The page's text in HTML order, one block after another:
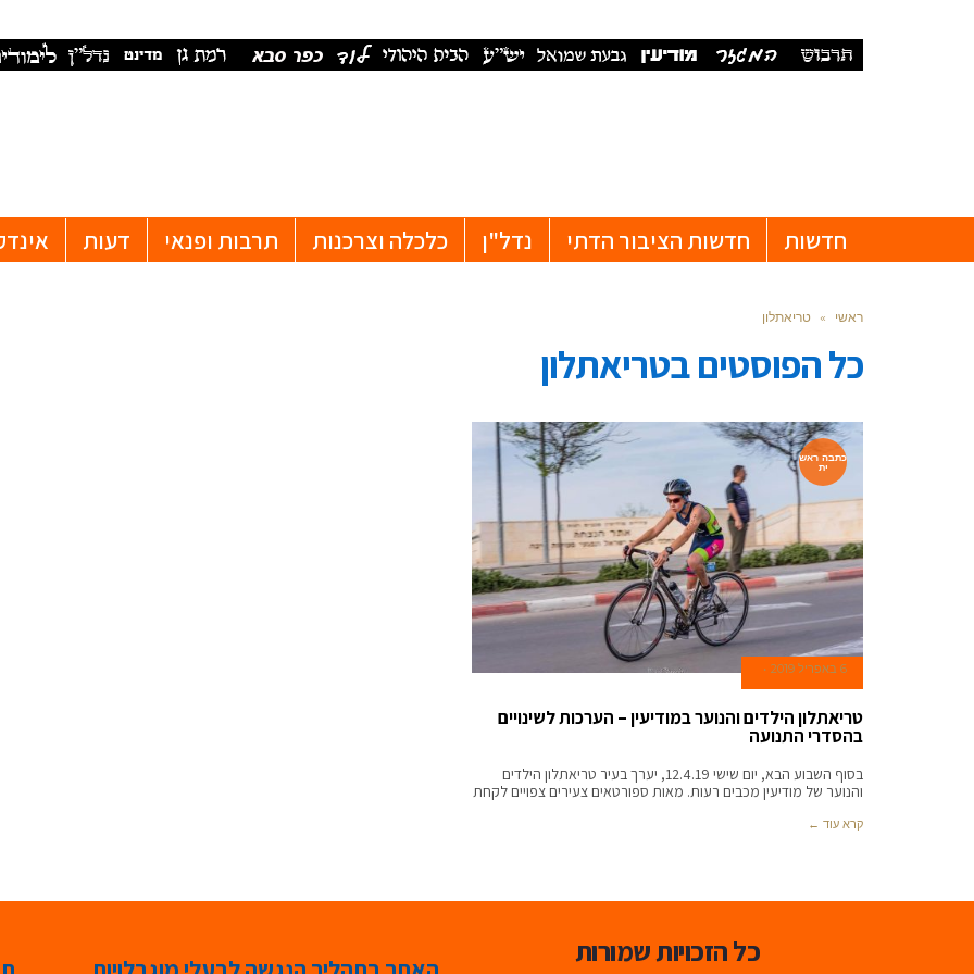
חדשות חדשות הציבור הדתי נדל"ן כלכלה וצרכנות תרבות ופנאי דעות
ראשי » טריאתלון
כל הפוסטים בטריאתלון
כתבה ראש
ית
6 באפריל 2019
טריאתלון הילדים והנוער במודיעין – הערכות לשינויים
בהסדרי התנועה
בסוף השבוע הבא, יום שישי 12.4.19, יערך בעיר טריאתלון הילדים
והנוער של מודיעין מכבים רעות. מאות ספורטאים צעירים צפויים לקחת
קרא עוד ←
כל הזכויות שמורות